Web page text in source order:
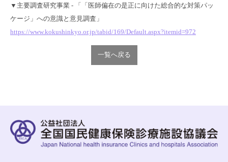
▼主要調査研究事業 - 「「医師偏在の是正に向けた総合的な対策パッ
ケージ」への意識と意見調査」
https://www.kokushinkyo.or.jp/tabid/169/Default.aspx?itemid=972
一覧へ戻る